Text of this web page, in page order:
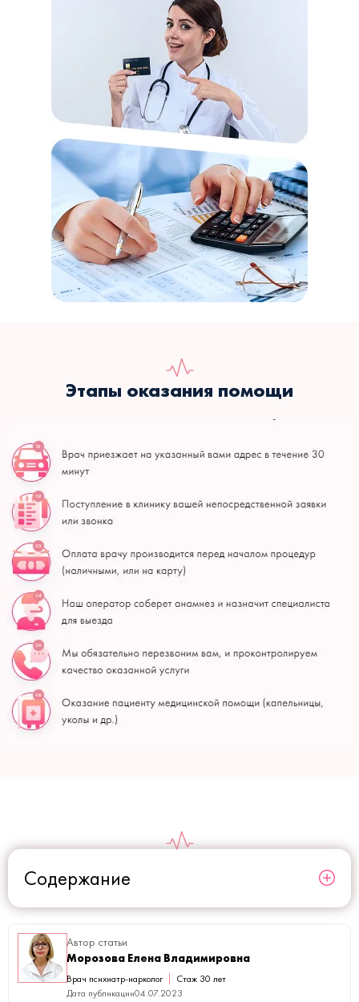
Этапы оказания помощи
Содержание
Автор статьи
Морозова Елена Владимировна
Врач психиатр-нарколог
Стаж 30 лет
Дата публикации04.07.2023